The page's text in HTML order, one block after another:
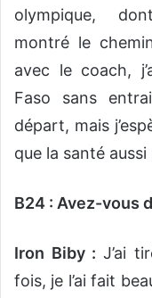
olympique,
montré le
avec le coach,
Faso sans
départ, mais
que la santé
B24 : Avez-vous
Iron Biby : J’ai
fois, je l’ai fait